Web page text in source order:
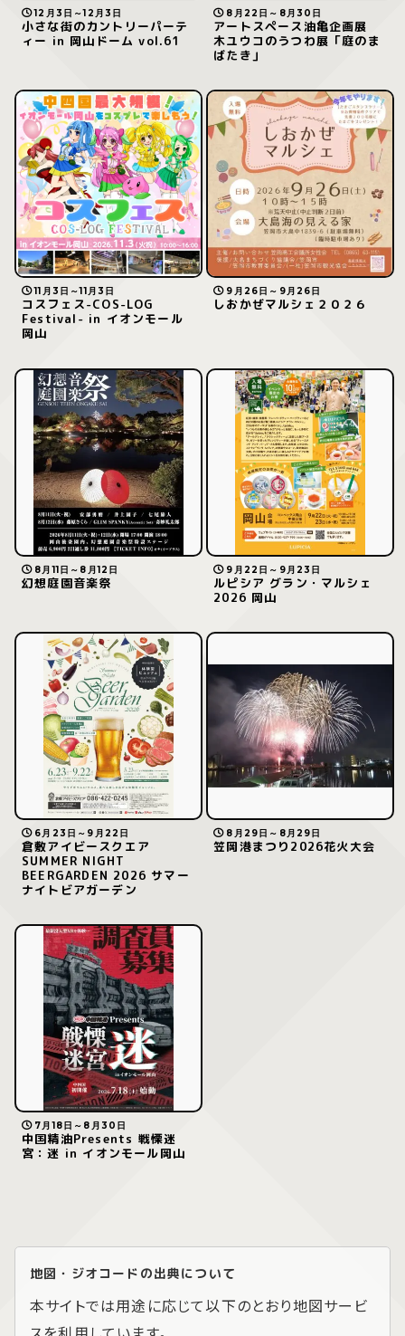
12月3日～12月3日
小さな街のカントリーパーテ
ィー in 岡山ドーム vol.61
8月22日～8月30日
アートスペース油亀企画展
木ユウコのうつわ展「庭のま
ばたき」
11月3日～11月3日
コスフェス-COS-LOG
Festival- in イオンモール
岡山
9月26日～9月26日
しおかぜマルシェ２０２６
8月11日～8月12日
幻想庭園音楽祭
9月22日～9月23日
ルピシア グラン・マルシェ
2026 岡山
6月23日～9月22日
倉敷アイビースクエア
SUMMER NIGHT
BEERGARDEN 2026 サマー
ナイトビアガーデン
8月29日～8月29日
笠岡港まつり2026花火大会
7月18日～8月30日
中国精油Presents 戦慄迷
宮：迷 in イオンモール岡山
地図・ジオコードの出典について
本サイトでは用途に応じて以下のとおり地図サービ